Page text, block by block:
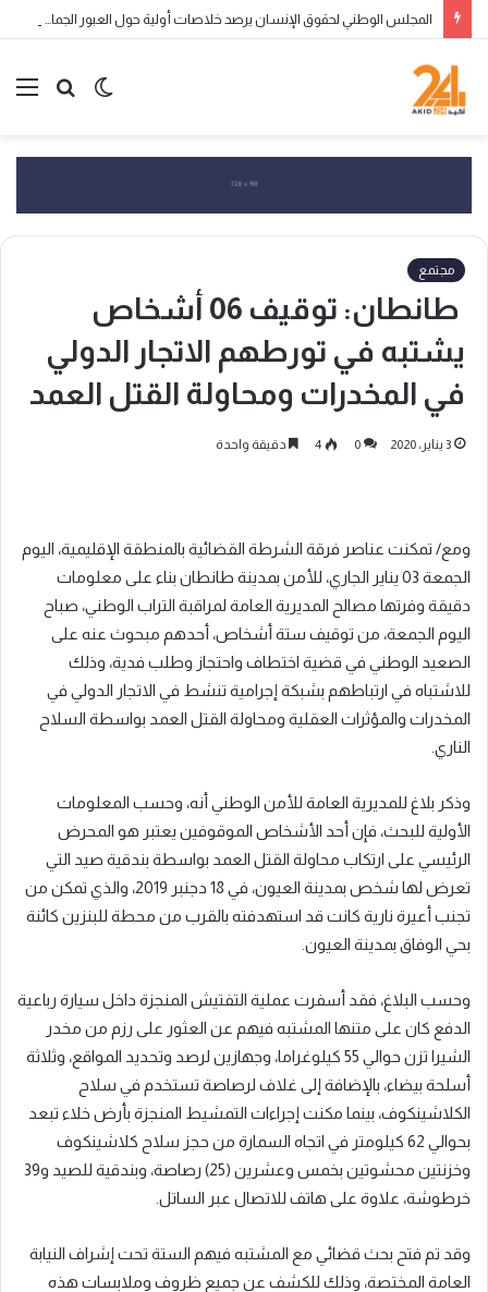
المجلس الوطني لحقوق الإنسان يرصد خلاصات أولية حول العبور الجماعي إلى سبتة ومليلية ويحذر من التضليل الرقمي وانتهاكات الحقوق
بحث
الوضع
مجتمع
طانطان: توقيف 06 أشخاص
يشتبه في تورطهم الاتجار الدولي
في المخدرات ومحاولة القتل العمد
3 يناير، 2020 0
4 دقيقة واحدة
ومع/ تمكنت عناصر فرقة الشرطة القضائية بالمنطقة الإقليمية، اليوم
الجمعة 03 يناير الجاري، للأمن بمدينة طانطان بناء على معلومات
دقيقة وفرتها مصالح المديرية العامة لمراقبة التراب الوطني، صباح
اليوم الجمعة، من توقيف ستة أشخاص، أحدهم مبحوث عنه على
الصعيد الوطني في قضية اختطاف واحتجاز وطلب فدية، وذلك
للاشتباه في ارتباطهم بشبكة إجرامية تنشط في الاتجار الدولي في
المخدرات والمؤثرات العقلية ومحاولة القتل العمد بواسطة السلاح
الناري.
وذكر بلاغ للمديرية العامة للأمن الوطني أنه، وحسب المعلومات
الأولية للبحث، فإن أحد الأشخاص الموقوفين يعتبر هو المحرض
الرئيسي على ارتكاب محاولة القتل العمد بواسطة بندقية صيد التي
تعرض لها شخص بمدينة العيون، في 18 دجنبر 2019، والذي تمكن من
تجنب أعيرة نارية كانت قد استهدفته بالقرب من محطة للبنزين كائنة
بحي الوفاق بمدينة العيون.
وحسب البلاغ، فقد أسفرت عملية التفتيش المنجزة داخل سيارة رباعية
الدفع كان على متنها المشتبه فيهم عن العثور على رزم من مخدر
الشيرا تزن حوالي 55 كيلوغراما، وجهازين لرصد وتحديد المواقع، وثلاثة
أسلحة بيضاء، بالإضافة إلى غلاف لرصاصة تستخدم في سلاح
الكلاشينكوف، بينما مكنت إجراءات التمشيط المنجزة بأرض خلاء تبعد
بحوالي 62 كيلومتر في اتجاه السمارة من حجز سلاح كلاشينكوف
وخزنتين محشوتين بخمس وعشرين (25) رصاصة، وبندقية للصيد و39
خرطوشة، علاوة على هاتف للاتصال عبر الساتل.
وقد تم فتح بحث قضائي مع المشتبه فيهم الستة تحت إشراف النيابة
العامة المختصة، وذلك للكشف عن جميع ظروف وملابسات هذه